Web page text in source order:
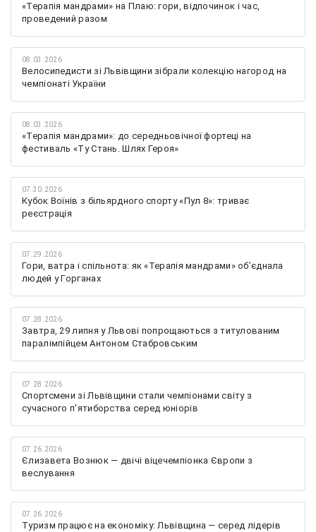
«Терапія мандрами» на Плаю: гори, відпочинок і час,
проведений разом
08.03.2026
Велосипедисти зі Львівщини зібрали колекцію нагород на
чемпіонаті України
08.03.2026
«Терапія мандрами»: до середньовічної фортеці на
фестиваль «Ту Стань. Шлях Героя»
07.30.2026
Кубок Воїнів з більярдного спорту «Пул 8»: триває
реєстрація
07.29.2026
Гори, ватра і спільнота: як «Терапія мандрами» об’єднала
людей у Горганах
07.28.2026
Завтра, 29 липня у Львові попрощаються з титулованим
паралімпійцем Антоном Стабровським
07.28.2026
Спортсмени зі Львівщини стали чемпіонами світу з
сучасного п'ятиборства серед юніорів
07.26.2026
Єлизавета Вознюк — двічі віцечемпіонка Європи з
веслування
07.26.2026
Туризм працює на економіку: Львівщина — серед лідерів